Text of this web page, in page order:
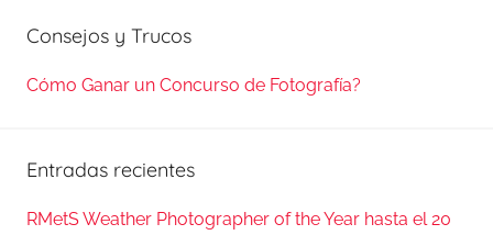
Consejos y Trucos
Cómo Ganar un Concurso de Fotografía?
Entradas recientes
RMetS Weather Photographer of the Year hasta el 20